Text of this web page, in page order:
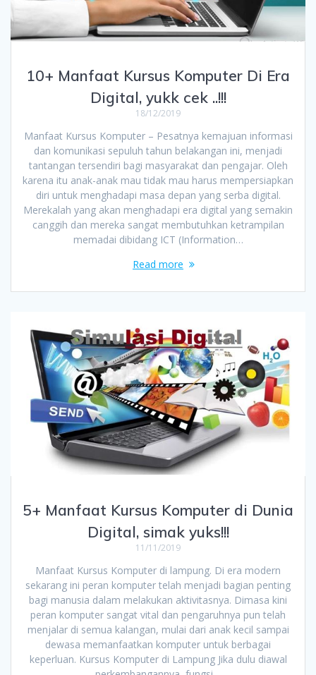
10+ Manfaat Kursus Komputer Di Era
Digital, yukk cek ..!!!
18/12/2019
Manfaat Kursus Komputer – Pesatnya kemajuan informasi
dan komunikasi sepuluh tahun belakangan ini, menjadi
tantangan tersendiri bagi masyarakat dan pengajar. Oleh
karena itu anak-anak mau tidak mau harus mempersiapkan
diri untuk menghadapi masa depan yang serba digital.
Merekalah yang akan menghadapi era digital yang semakin
canggih dan mereka sangat membutuhkan ketrampilan
memadai dibidang ICT (Information…
Read more
5+ Manfaat Kursus Komputer di Dunia
Digital, simak yuks!!!
11/11/2019
Manfaat Kursus Komputer di lampung. Di era modern
sekarang ini peran komputer telah menjadi bagian penting
bagi manusia dalam melakukan aktivitasnya. Dimasa kini
peran komputer sangat vital dan pengaruhnya pun telah
menjalar di semua kalangan, mulai dari anak kecil sampai
dewasa memanfaatkan komputer untuk berbagai
keperluan. Kursus Komputer di Lampung Jika dulu diawal